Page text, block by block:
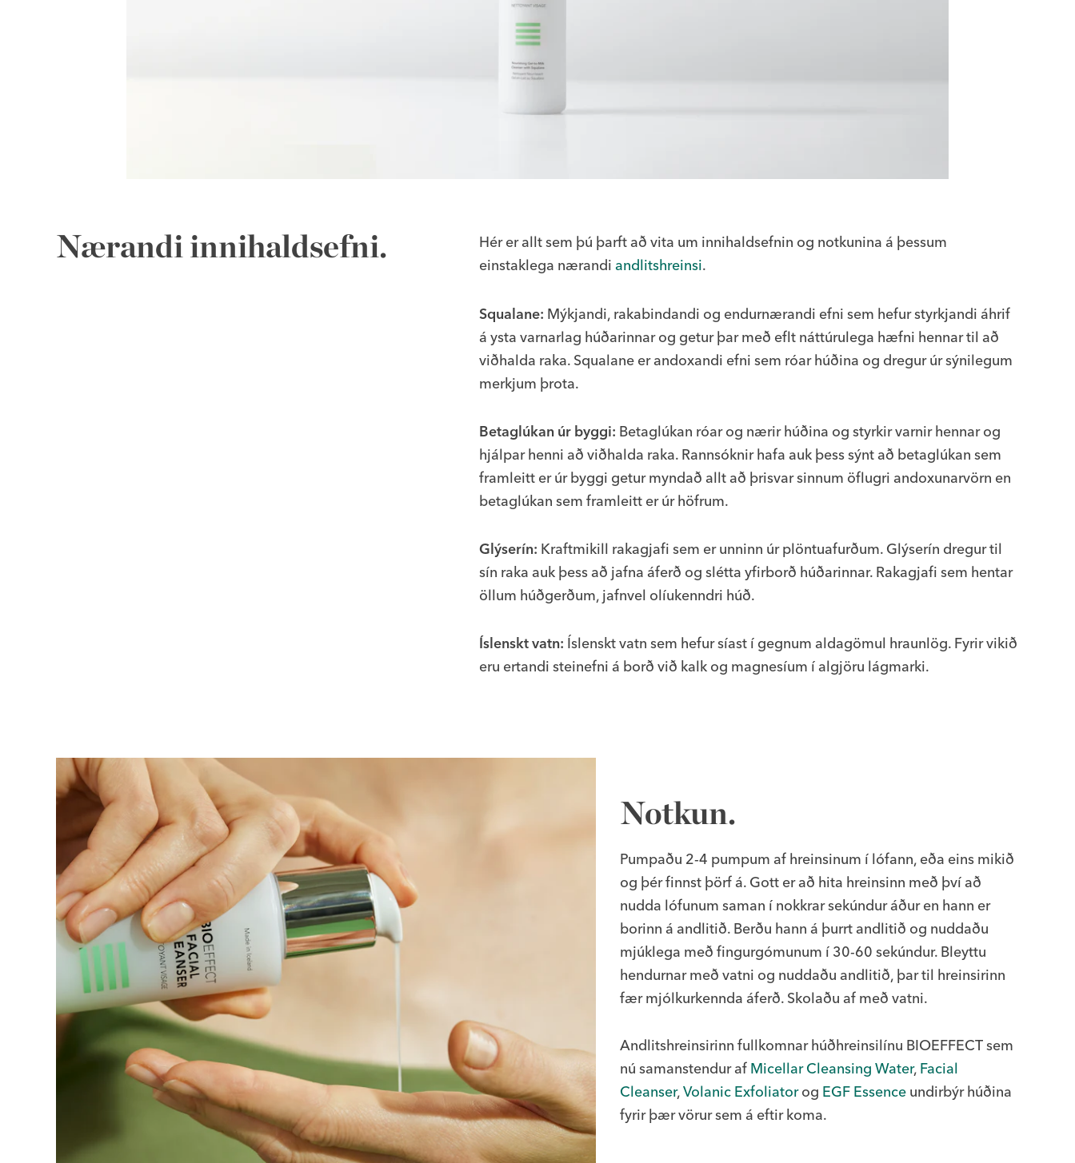
Nærandi innihaldsefni.
Hér er allt sem þú þarft að vita um innihaldsefnin og notkunina á þessum
einstaklega nærandi andlitshreinsi.
Squalane: Mýkjandi, rakabindandi og endurnærandi efni sem hefur styrkjandi áhrif
á ysta varnarlag húðarinnar og getur þar með eflt náttúrulega hæfni hennar til að
viðhalda raka. Squalane er andoxandi efni sem róar húðina og dregur úr sýnilegum
merkjum þrota.
Betaglúkan úr byggi: Betaglúkan róar og nærir húðina og styrkir varnir hennar og
hjálpar henni að viðhalda raka. Rannsóknir hafa auk þess sýnt að betaglúkan sem
framleitt er úr byggi getur myndað allt að þrisvar sinnum öflugri andoxunarvörn en
betaglúkan sem framleitt er úr höfrum.
Glýserín: Kraftmikill rakagjafi sem er unninn úr plöntuafurðum. Glýserín dregur til
sín raka auk þess að jafna áferð og slétta yfirborð húðarinnar. Rakagjafi sem hentar
öllum húðgerðum, jafnvel olíukenndri húð.
Íslenskt vatn: Íslenskt vatn sem hefur síast í gegnum aldagömul hraunlög. Fyrir vikið
eru ertandi steinefni á borð við kalk og magnesíum í algjöru lágmarki.
Notkun.
Pumpaðu 2-4 pumpum af hreinsinum í lófann, eða eins mikið
og þér finnst þörf á. Gott er að hita hreinsinn með því að
nudda lófunum saman í nokkrar sekúndur áður en hann er
borinn á andlitið. Berðu hann á þurrt andlitið og nuddaðu
mjúklega með fingurgómunum í 30-60 sekúndur. Bleyttu
hendurnar með vatni og nuddaðu andlitið, þar til hreinsirinn
fær mjólkurkennda áferð. Skolaðu af með vatni.
Andlitshreinsirinn fullkomnar húðhreinsilínu BIOEFFECT sem
nú samanstendur af Micellar Cleansing Water, Facial
Cleanser,Volanic Exfoliatorog EGF Essence undirbýr húðina
fyrir þær vörur sem á eftir koma.